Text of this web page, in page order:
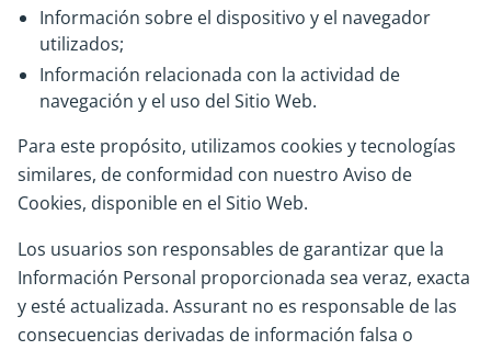
Información sobre el dispositivo y el navegador
utilizados;
Información relacionada con la actividad de
navegación y el uso del Sitio Web.
Para este propósito, utilizamos cookies y tecnologías
similares, de conformidad con nuestro Aviso de
Cookies, disponible en el Sitio Web.
Los usuarios son responsables de garantizar que la
Información Personal proporcionada sea veraz, exacta
y esté actualizada. Assurant no es responsable de las
consecuencias derivadas de información falsa o